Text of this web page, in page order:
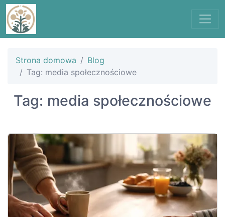
Strona domowa
Blog
Tag: media społecznościowe
Tag: media społecznościowe